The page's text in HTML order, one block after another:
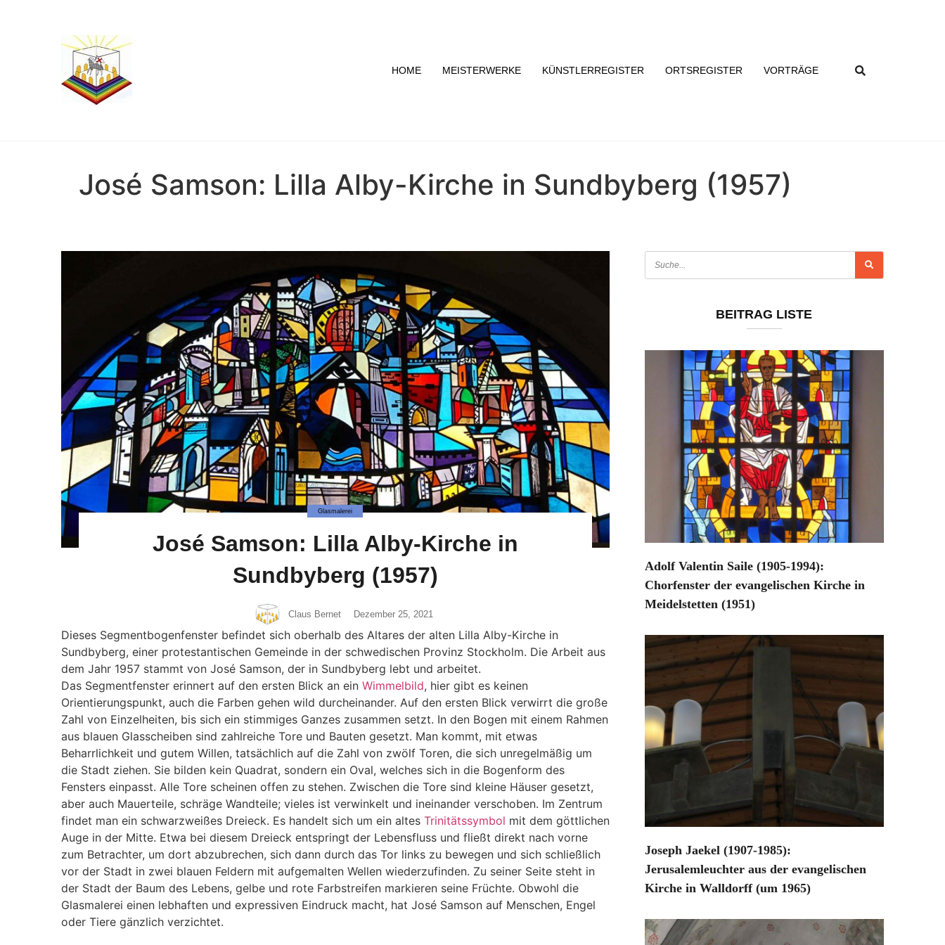
HOME MEISTERWERKE KÜNSTLERREGISTER ORTSREGISTER VORTRÄGE
José Samson: Lilla Alby-Kirche in Sundbyberg (1957)
Glasmalerei
José Samson: Lilla Alby-Kirche in
Sundbyberg (1957)
Claus Bernet Dezember 25, 2021
Dieses Segmentbogenfenster befindet sich oberhalb des Altares der alten Lilla Alby-Kirche in
Sundbyberg, einer protestantischen Gemeinde in der schwedischen Provinz Stockholm. Die Arbeit aus
dem Jahr 1957 stammt von José Samson, der in Sundbyberg lebt und arbeitet.
Das Segmentfenster erinnert auf den ersten Blick an ein Wimmelbild, hier gibt es keinen
Orientierungspunkt, auch die Farben gehen wild durcheinander. Auf den ersten Blick verwirrt die große
Zahl von Einzelheiten, bis sich ein stimmiges Ganzes zusammen setzt. In den Bogen mit einem Rahmen
aus blauen Glasscheiben sind zahlreiche Tore und Bauten gesetzt. Man kommt, mit etwas
Beharrlichkeit und gutem Willen, tatsächlich auf die Zahl von zwölf Toren, die sich unregelmäßig um
die Stadt ziehen. Sie bilden kein Quadrat, sondern ein Oval, welches sich in die Bogenform des
Fensters einpasst. Alle Tore scheinen offen zu stehen. Zwischen die Tore sind kleine Häuser gesetzt,
aber auch Mauerteile, schräge Wandteile; vieles ist verwinkelt und ineinander verschoben. Im Zentrum
findet man ein schwarzweißes Dreieck. Es handelt sich um ein altes Trinitätssymbol mit dem göttlichen
Auge in der Mitte. Etwa bei diesem Dreieck entspringt der Lebensfluss und fließt direkt nach vorne
zum Betrachter, um dort abzubrechen, sich dann durch das Tor links zu bewegen und sich schließlich
vor der Stadt in zwei blauen Feldern mit aufgemalten Wellen wiederzufinden. Zu seiner Seite steht in
der Stadt der Baum des Lebens, gelbe und rote Farbstreifen markieren seine Früchte. Obwohl die
Glasmalerei einen lebhaften und expressiven Eindruck macht, hat José Samson auf Menschen, Engel
oder Tiere gänzlich verzichtet.
BEITRAG LISTE
Adolf Valentin Saile (1905-1994):
Chorfenster der evangelischen Kirche in
Meidelstetten (1951)
Joseph Jaekel (1907-1985):
Jerusalemleuchter aus der evangelischen
Kirche in Walldorff (um 1965)